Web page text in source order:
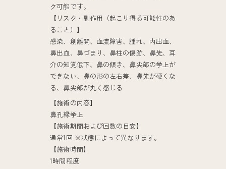
ク可能です。
【リスク・副作用（起こり得る可能性のあ
ること）】
感染、創離開、血流障害、腫れ、内出血、
鼻出血、鼻づまり、鼻柱の傷跡、鼻先、耳
介の知覚低下、鼻の傾き、鼻尖部の挙上が
できない、鼻の形の左右差、鼻先が硬くな
る、鼻尖部が丸く感じる
【施術の内容】
鼻孔縁挙上
【施術期間および回数の目安】
通常1回 ※状態によって異なります。
【施術時間】
1時間程度